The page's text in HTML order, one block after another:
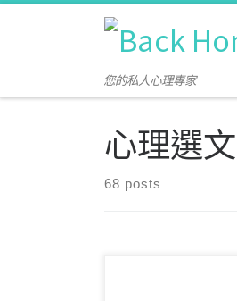
Skip to content
您的私人心理專家
心理選文
68 posts